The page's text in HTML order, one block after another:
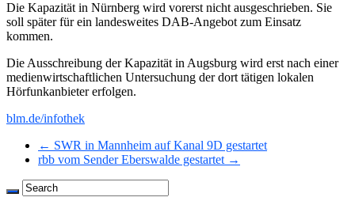
Die Kapazität in Nürnberg wird vorerst nicht ausgeschrieben. Sie
soll später für ein landesweites DAB-Angebot zum Einsatz
kommen.
Die Ausschreibung der Kapazität in Augsburg wird erst nach einer
medienwirtschaftlichen Untersuchung der dort tätigen lokalen
Hörfunkanbieter erfolgen.
blm.de/infothek
← SWR in Mannheim auf Kanal 9D gestartet
rbb vom Sender Eberswalde gestartet →